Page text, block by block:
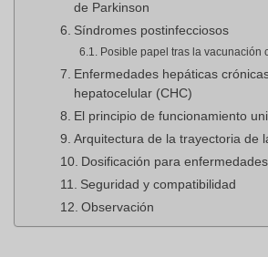
de Parkinson
Síndromes postinfecciosos
Posible papel tras la vacunación
Enfermedades hepáticas
hepatocelular (CHC)
El principio de funcionamiento
Arquitectura de la trayectoria de
Dosificación para
Seguridad y compatibilidad
Observación